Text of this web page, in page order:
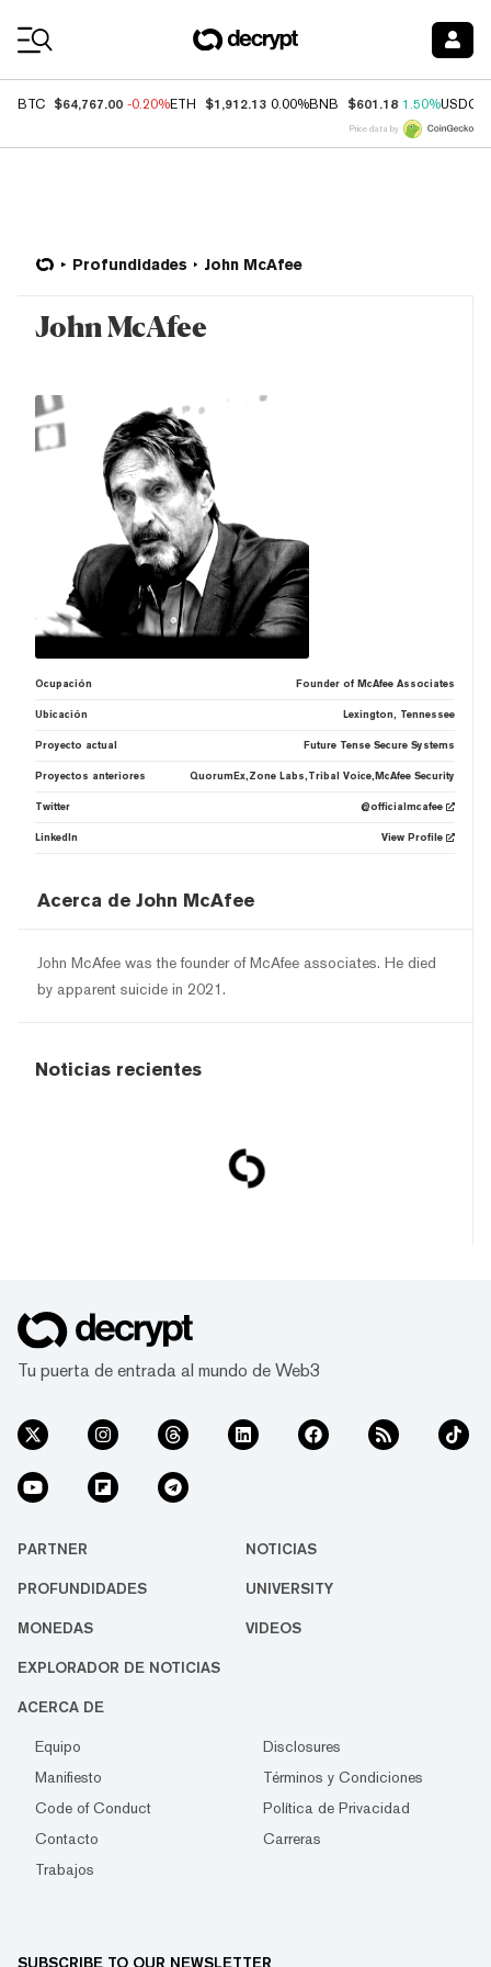
BTC $64,767.00 -0.20%ETH $1,912.13 0.00%BNB $601.18 1.50%USDC
Price data by
Profundidades John McAfee
John McAfee
Ocupación Founder of McAfee Associates
Ubicación Lexington, Tennessee
Proyecto actual Future Tense Secure Systems
Proyectos anteriores QuorumEx,Zone Labs,Tribal Voice,McAfee Security
Twitter @officialmcafee
LinkedIn View Profile
Acerca de John McAfee
John McAfee was the founder of McAfee associates. He died
by apparent suicide in 2021.
Noticias recientes
Tu puerta de entrada al mundo de Web3
PARTNER NOTICIAS
PROFUNDIDADES UNIVERSITY
MONEDAS VIDEOS
EXPLORADOR DE NOTICIAS
ACERCA DE
Equipo
Disclosures
Manifiesto
Términos y Condiciones
Code of Conduct
Política de Privacidad
Contacto
Carreras
Trabajos
SUBSCRIBE TO OUR NEWSLETTER